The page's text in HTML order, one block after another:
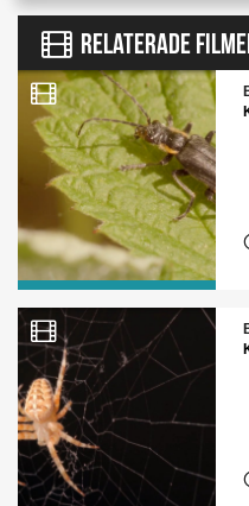
RELATERADE